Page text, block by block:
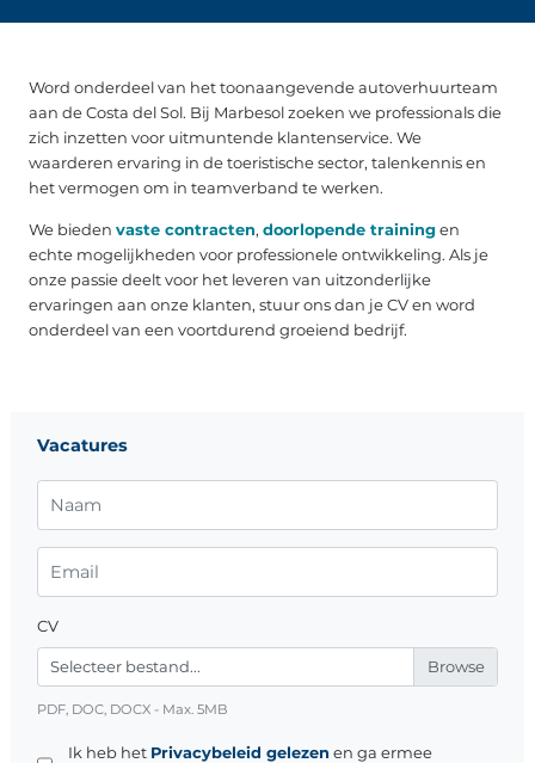
Word onderdeel van het toonaangevende autoverhuurteam
aan de Costa del Sol. Bij Marbesol zoeken we professionals die
zich inzetten voor uitmuntende klantenservice. We
waarderen ervaring in de toeristische sector, talenkennis en
het vermogen om in teamverband te werken.
We bieden vaste contracten, doorlopende trainingen
echte mogelijkheden voor professionele ontwikkeling. Als je
onze passie deelt voor het leveren van uitzonderlijke
ervaringen aan onze klanten, stuur ons dan je CV en word
onderdeel van een voortdurend groeiend bedrijf.
Vacatures
CV
Selecteer bestand...
PDF, DOC, DOCX - Max. 5MB
Ik heb het Privacybeleid gelezen en ga ermee